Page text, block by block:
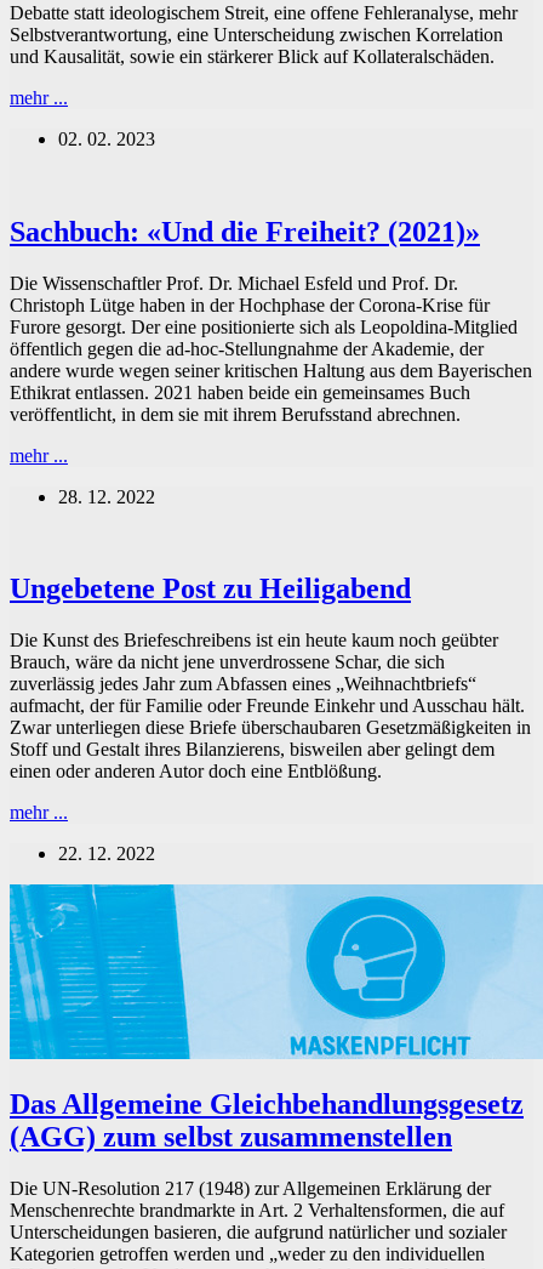
Debatte statt ideologischem Streit, eine offene Fehleranalyse, mehr
Selbstverantwortung, eine Unterscheidung zwischen Korrelation
und Kausalität, sowie ein stärkerer Blick auf Kollateralschäden.
mehr ...
beginnt
02. 02. 2023
Sachbuch: «Und die Freiheit? (2021)»
Die Wissenschaftler Prof. Dr. Michael Esfeld und Prof. Dr.
Christoph Lütge haben in der Hochphase der Corona-Krise für
Furore gesorgt. Der eine positionierte sich als Leopoldina-Mitglied
öffentlich gegen die ad-hoc-Stellungnahme der Akademie, der
andere wurde wegen seiner kritischen Haltung aus dem Bayerischen
Ethikrat entlassen. 2021 haben beide ein gemeinsames Buch
veröffentlicht, in dem sie mit ihrem Berufsstand abrechnen.
mehr ...
die
28. 12. 2022
Ungebetene Post zu Heiligabend
Die Kunst des Briefeschreibens ist ein heute kaum noch geübter
Brauch, wäre da nicht jene unverdrossene Schar, die sich
zuverlässig jedes Jahr zum Abfassen eines „Weihnachtbriefs“
aufmacht, der für Familie oder Freunde Einkehr und Ausschau hält.
Zwar unterliegen diese Briefe überschaubaren Gesetzmäßigkeiten in
Stoff und Gestalt ihres Bilanzierens, bisweilen aber gelingt dem
einen oder anderen Autor doch eine Entblößung.
mehr ...
zu
22. 12. 2022
Das Allgemeine Gleichbehandlungsgesetz
(AGG) zum selbst zusammenstellen
Die UN-Resolution 217 (1948) zur Allgemeinen Erklärung der
Menschenrechte brandmarkte in Art. 2 Verhaltensformen, die auf
Unterscheidungen basieren, die aufgrund natürlicher und sozialer
Kategorien getroffen werden und „weder zu den individuellen